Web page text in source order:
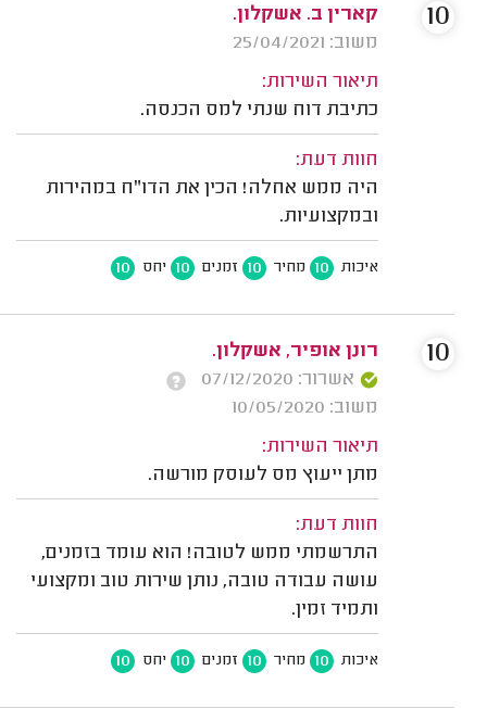
קארין ב. אשקלון.
משוב: 25/04/2021
תיאור השירות:
כתיבת דוח שנתי למס הכנסה.
חוות דעת:
היה ממש אחלה! הכין את הדו"ח במהירות
ובמקצועיות.
איכות 10 מחיר 10 זמנים 10 יחס 10
10
רונן אופיר, אשקלון.
אשרור: 07/12/2020
משוב: 10/05/2020
תיאור השירות:
מתן ייעוץ מס לעוסק מורשה.
חוות דעת:
התרשמתי ממש לטובה! הוא עומד בזמנים,
עושה עבודה טובה, נותן שירות טוב ומקצועי
ותמיד זמין.
איכות 10 מחיר 10 זמנים 10 יחס 10
10